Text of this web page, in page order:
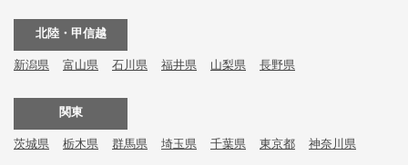
北陸・甲信越
新潟県 富山県 石川県 福井県 山梨県 長野県
関東
茨城県 栃木県 群馬県 埼玉県 千葉県 東京都 神奈川県